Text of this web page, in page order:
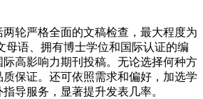
轮严格全面的文稿检查，最大程度为
母语、拥有博士学位和国际认证的编
高影响力期刊投稿。无论选择何种方
保证。还可依照需求和偏好，加选学
导服务，显著提升发表几率。